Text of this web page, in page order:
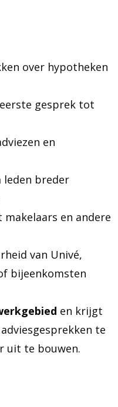
over hypotheken
gesprek tot
en
leden breder
en andere
van Univé,
bijeenkomsten
en krijgt
te
uit te bouwen.